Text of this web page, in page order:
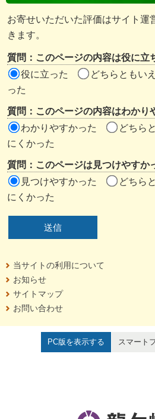
ン
ツ
価
ア
お寄せいただいた評価はサイト運
きます。
質問：このページの内容は役に立
役に立った
どちらともい
った
質問：このページの内容はわかり
わかりやすかった
どちら
にくかった
質問：このページは見つけやすか
見つけやすかった
どちら
にくかった
当サイトの利用について
お知らせ
サイトマップ
お問い合わせ
PC版を表示する スマート